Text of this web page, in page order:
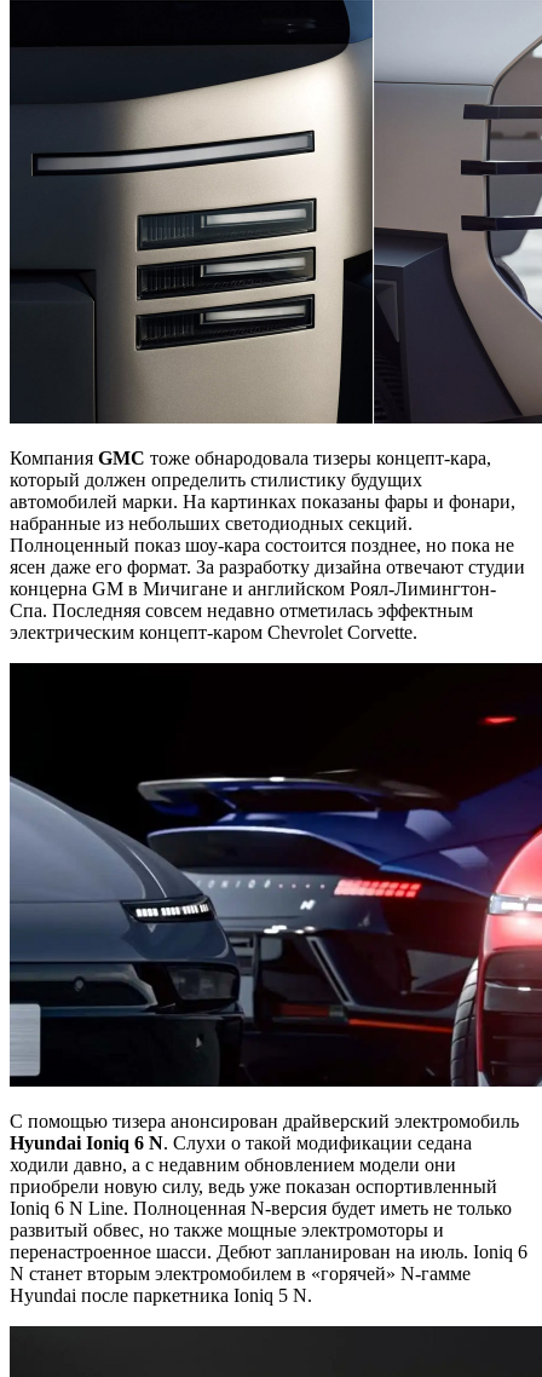
Компания GMC тоже обнародовала тизеры концепт-кара,
который должен определить стилистику будущих
автомобилей марки. На картинках показаны фары и фонари,
набранные из небольших светодиодных секций.
Полноценный показ шоу-кара состоится позднее, но пока не
ясен даже его формат. За разработку дизайна отвечают студии
концерна GM в Мичигане и английском Роял-Лимингтон-
Спа. Последняя совсем недавно отметилась эффектным
электрическим концепт-каром Chevrolet Corvette.
С помощью тизера анонсирован драйверский электромобиль
Hyundai Ioniq 6 N. Слухи о такой модификации седана
ходили давно, а с недавним обновлением модели они
приобрели новую силу, ведь уже показан оспортивленный
Ioniq 6 N Line. Полноценная N-версия будет иметь не только
развитый обвес, но также мощные электромоторы и
перенастроенное шасси. Дебют запланирован на июль. Ioniq 6
N станет вторым электромобилем в «горячей» N-гамме
Hyundai после паркетника Ioniq 5 N.